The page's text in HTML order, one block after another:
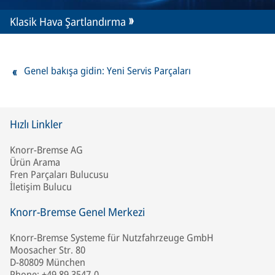
Klasik Hava Şartlandırma
Genel bakışa gidin: Yeni Servis Parçaları
Hızlı Linkler
Knorr-Bremse AG
Ürün Arama
Fren Parçaları Bulucusu
İletişim Bulucu
Knorr-Bremse Genel Merkezi
Knorr-Bremse Systeme für Nutzfahrzeuge GmbH
Moosacher Str. 80
D-80809 München